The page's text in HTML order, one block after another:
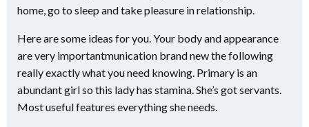
home, go to sleep and take pleasure in relationship.
Here are some ideas for you. Your body and appearance
are very importantmunication brand new the following
really exactly what you need knowing. Primary is an
abundant girl so this lady has stamina. She’s got servants.
Most useful features everything she needs.